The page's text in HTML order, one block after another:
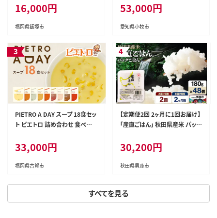
すべてを見る
16,000円
福岡県飯塚市
ち 冷蔵おせち チルドおせち 年内
配送おせち 三段重おせち 数量限
定おせち 新春おせち 千賀屋謹製
級おせち 老舗おせち］[035S04]
53,000円
愛知県小牧市
PIETRO A DAY スープ 18食セッ
ト ピエトロ 詰め合わせ 食べ比
贈答 贈り物 コーン ポタージュ
トマトスープ コンソメスープ 長
期保存 保存食 備蓄 送料無料
33,000円
福岡県古賀市
【定期便2回 2ヶ月に1回お届け】
「産直ごはん」 秋田県産米 パック
災害時 保存食 防災食 非常食 備
蓄 常備 セット パックライス [定
期便 パックライス 保存食 災害
存食 防災食 非常食 備蓄 ローリ
ングストック セット 保存料不使
30,200円
秋田県男鹿市